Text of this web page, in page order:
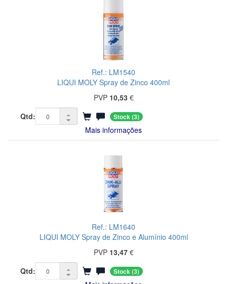
Ref.: LM1540
LIQUI MOLY Spray de Zinco 400ml
PVP 10,53 €
Qtd:
Stock(3)
Mais informações
Ref.: LM1640
LIQUI MOLY Spray de Zinco e Alumínio 400ml
PVP 13,47€
Qtd:
Stock(3)